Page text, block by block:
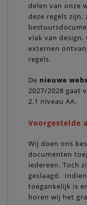
delen van onze
deze regels zijn,
vlak van design.
externen
regels.
De nieuwe
2027/2028 gaat
2.1 niveau AA.
Voorgestelde
Wij doen ons
documenten
iedereen. Toch
geslaagd.
toegankelijk is
horen wij het